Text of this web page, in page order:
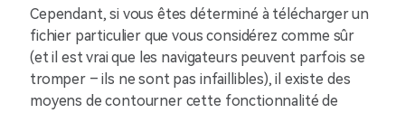
Cependant, si vous êtes déterminé à télécharger un
fichier particulier que vous considérez comme sûr
(et il est vrai que les navigateurs peuvent parfois se
tromper – ils ne sont pas infaillibles), il existe des
moyens de contourner cette fonctionnalité de